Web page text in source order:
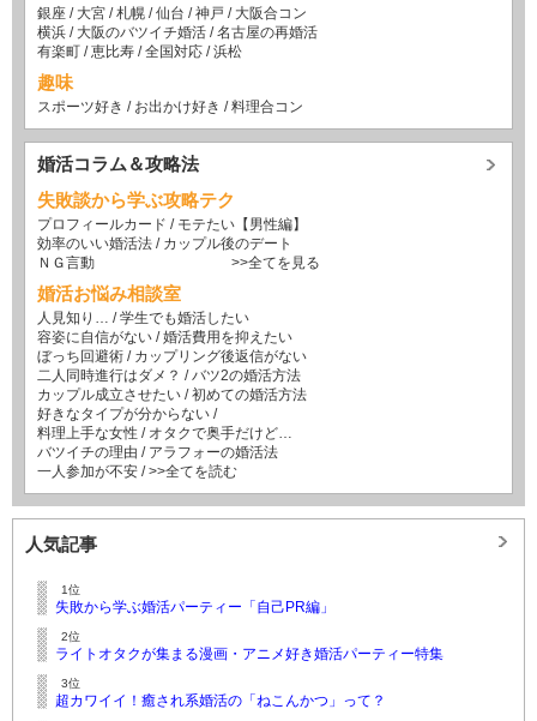
銀座 / 大宮 /札幌 /仙台 /神戸 / 大阪合コン
横浜 / 大阪のバツイチ婚活 /名古屋の再婚活
有楽町 /恵比寿 /全国対応 /浜松
趣味
スポーツ好き / お出かけ好き /料理合コン
婚活コラム＆攻略法
失敗談から学ぶ攻略テク
プロフィールカード / モテたい【男性編】
効率のいい婚活法 / カップル後のデート
ＮＧ言動
>>全てを見る
婚活お悩み相談室
人見知り… /学生でも婚活したい
容姿に自信がない /婚活費用を抑えたい
ぼっち回避術 / カップリング後返信がない
二人同時進行はダメ？ /バツ2の婚活方法
カップル成立させたい /初めての婚活方法
好きなタイプが分からない /
料理上手な女性 / オタクで奥手だけど…
バツイチの理由 / アラフォーの婚活法
一人参加が不安 />>全てを読む
人気記事
1位
失敗から学ぶ婚活パーティー「自己PR編」
2位
ライトオタクが集まる漫画・アニメ好き婚活パーティー特集
3位
超カワイイ！癒され系婚活の「ねこんかつ」って？